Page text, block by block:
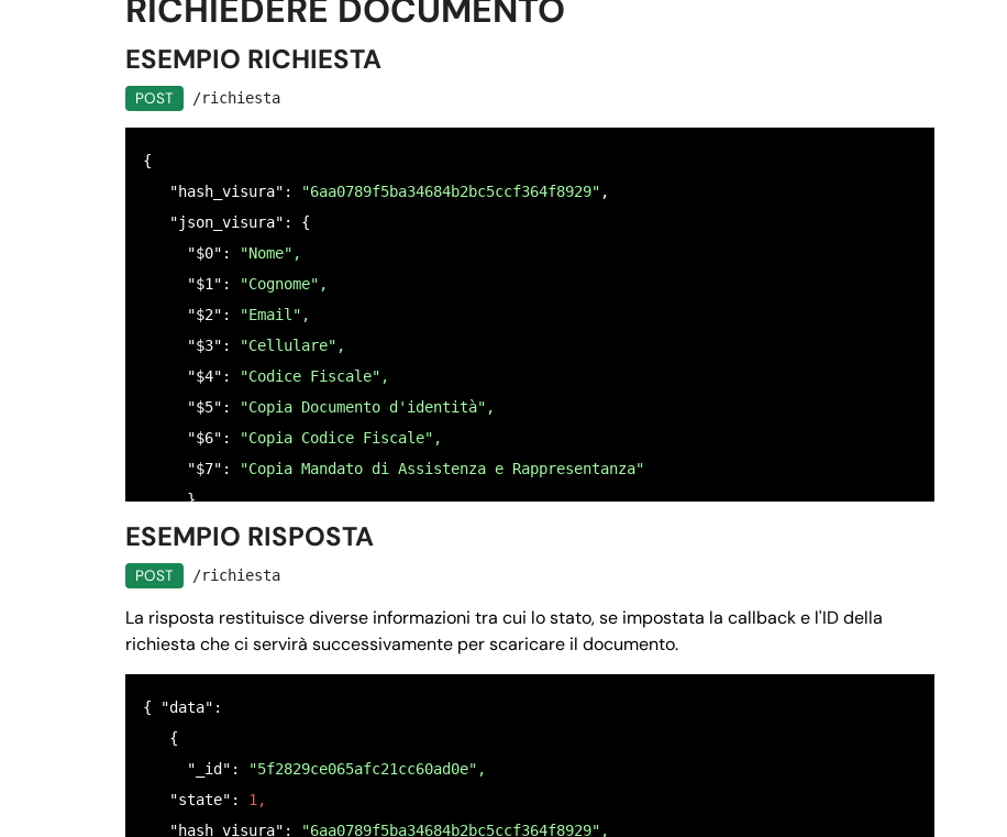
      "nome": "
CELLULARE",
        "null":
false,
        "ordine":
        "istruzioni":
"Inserisci il numero di telefono del richiedente"
      },
     "$4": {
      "nome": "
"CODICE FISCALE",
      "tipo": "
"codice_fiscale_persona_fisica",
      "null":
false,
      "ordine":
"2",
      "istruzioni":
"Inserire il codice fiscale del richiedente"
    },
    "$5": {
      "nome":
"COPIA DOCUMENTO D`IDENTITÀ FRONTE RETRO",
      "tipo":
"file",
      "null":
false,
      "ordine":
"5",
      "istruzioni":
    },
    "$6": {
      "nome":
"COPIA CODICE FISCALE FRONTE RETRO",
      "null":
      "ordine":
      "istruzioni":
"Caricare una copia fronte retro del codice fiscale del richiedente."
    },
RICHIEDERE DOCUMENTO
ESEMPIO RICHIESTA
POST /richiesta
{
   "hash_visura":
"6aa0789f5ba34684b2bc5ccf364f8929" ,
   "json_visura": {
     "$0":
"Nome",
     "$1":
"Cognome",
     "$2":
"Email",
     "$3":
"Cellulare",
     "$4":
"Codice Fiscale",
     "$5":
"Copia Documento d'identità",
     "$6":
"Copia Codice Fiscale",
     "$7":
"Copia Mandato di Assistenza e Rappresentanza"
     }
}
ESEMPIO RISPOSTA
POST /richiesta
La risposta restituisce diverse informazioni tra cui lo stato, se impostata la callback e l'ID della
richiesta che ci servirà successivamente per scaricare il documento.
{ "data":
   {
     "_id":
"5f2829ce065afc21cc60ad0e",
   "state":
1,
   "hash_visura":
"6aa0789f5ba34684b2bc5ccf364f8929",